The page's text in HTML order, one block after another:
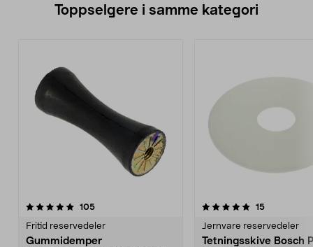
Toppselgere i samme kategori
105anmeldelser
Fritid reservedeler
Gummidemper
5.0 av 5 stjerner 15anmeldelser
Jernvare reservedeler
Tetningsskive Bosch
4.5 av 5 stjerner